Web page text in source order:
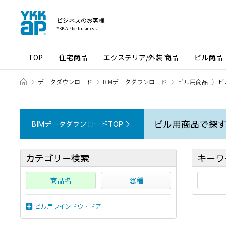
ビジネスのお客様
YKK AP for business
TOP 住宅商品 エクステリア/外装 商品 ビル商品
ホーム データダウンロード BIMデータダウンロード ビル用商品
BIMデータダウンロードTOP ＞ ビル用商品で探す
カテゴリー検索
商品名 窓種
ビル用ウインドウ・ドア
キー